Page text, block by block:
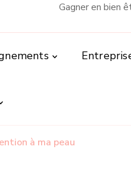
Gagner en bien
à ma peau